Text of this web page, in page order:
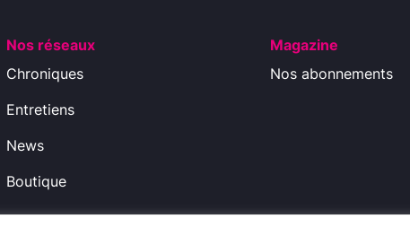
Nos réseaux
Chroniques
Entretiens
News
Boutique
Magazine
Nos abonnements